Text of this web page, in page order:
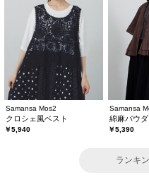
Samansa Mos2
クロシェ風ベスト
￥5,940
Samansa
￥5,390
ランキ